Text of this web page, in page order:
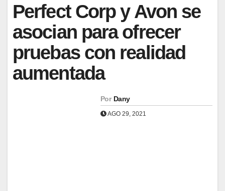
Perfect Corp y Avon se
asocian para ofrecer
pruebas con realidad
aumentada
Por Dany
AGO 29, 2021